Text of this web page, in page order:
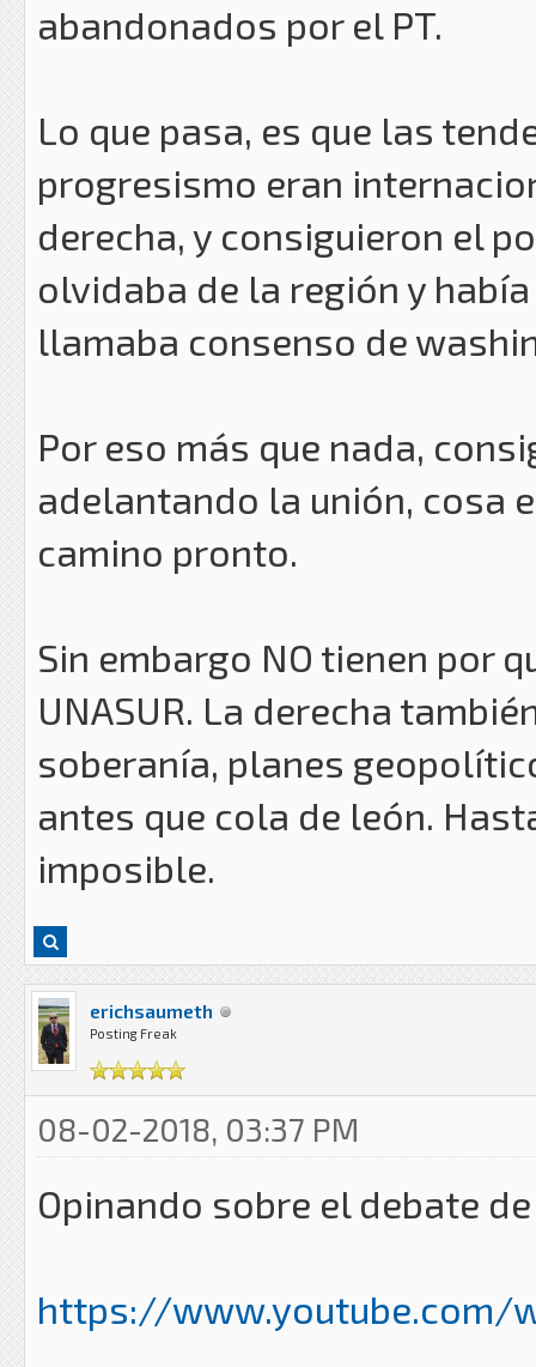
abandonados por el PT.
Lo que pasa, es que las
progresismo eran
derecha, y consiguieron el
olvidaba de la región y
llamaba consenso de
Por eso más que nada,
adelantando la unión, cosa
camino pronto.
Sin embargo NO tienen por
UNASUR. La derecha
soberanía, planes
antes que cola de león.
imposible.
erichsaumeth
Posting Freak
08-02-2018, 03:37 PM
Opinando sobre el debate
https://www.youtube.com/